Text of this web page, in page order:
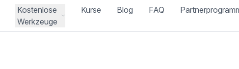
Kostenlose
Werkzeuge
Kurse Blog FAQ